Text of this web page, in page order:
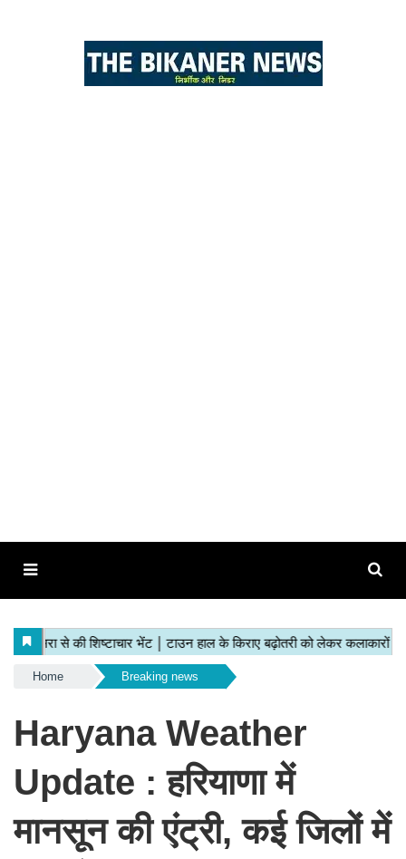
Home Breaking news
Haryana Weather
Update : हरियाणा में
मानसून की एंट्री, कई जिलों में